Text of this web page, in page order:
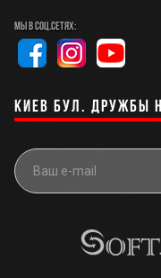
Мы в соц.сетях:
Киев бул. Дружбы